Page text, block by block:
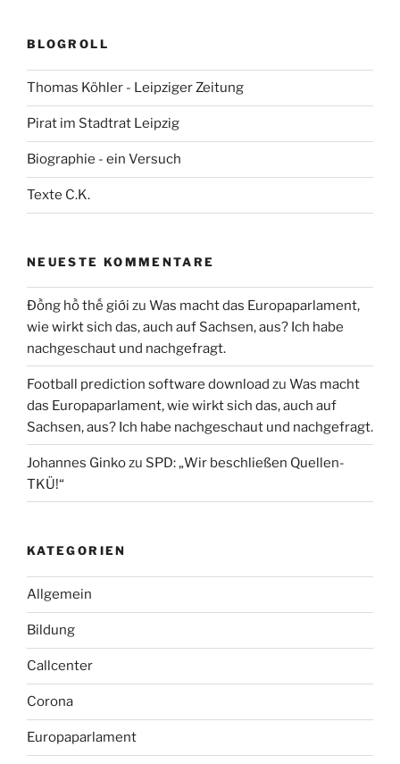
BLOGROLL
Thomas Köhler - Leipziger Zeitung
Pirat im Stadtrat Leipzig
Biographie - ein Versuch
Texte C.K.
NEUESTE KOMMENTARE
Đồng hồ thế giới zu Was macht das Europaparlament,
wie wirkt sich das, auch auf Sachsen, aus? Ich habe
nachgeschaut und nachgefragt.
Football prediction software download zu Was macht
das Europaparlament, wie wirkt sich das, auch auf
Sachsen, aus? Ich habe nachgeschaut und nachgefragt.
Johannes Ginkozu SPD: „Wir beschließen Quellen-
TKÜ!“
KATEGORIEN
Allgemein
Bildung
Callcenter
Corona
Europaparlament